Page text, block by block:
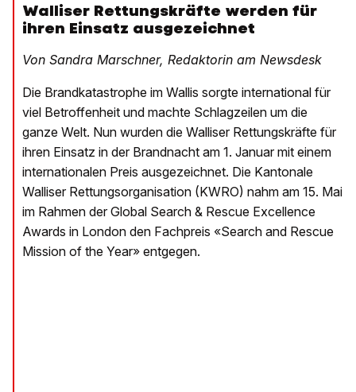
Walliser Rettungskräfte werden für
ihren Einsatz ausgezeichnet
Von Sandra Marschner, Redaktorin am Newsdesk
Die Brandkatastrophe im Wallis sorgte international für
viel Betroffenheit und machte Schlagzeilen um die
ganze Welt. Nun wurden die Walliser Rettungskräfte für
ihren Einsatz in der Brandnacht am 1. Januar mit einem
internationalen Preis ausgezeichnet. Die Kantonale
Walliser Rettungsorganisation (KWRO) nahm am 15. Mai
im Rahmen der Global Search & Rescue Excellence
Awards in London den Fachpreis «Search and Rescue
Mission of the Year» entgegen.